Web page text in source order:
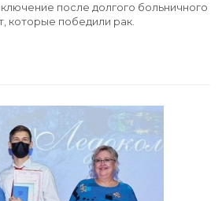
после долгого больничного
которые победили рак.